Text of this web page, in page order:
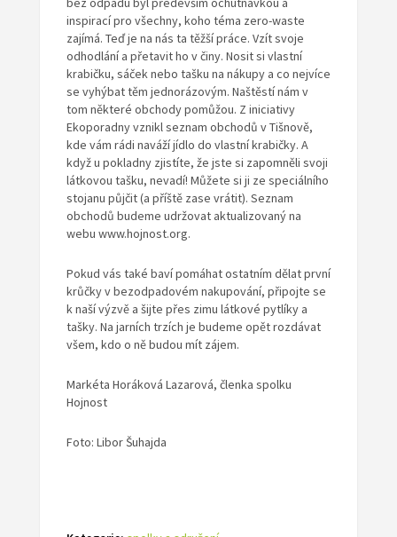
inspirací pro všechny, koho téma zero-waste
zajímá. Teď je na nás ta těžší práce. Vzít svoje
odhodlání a přetavit ho v činy. Nosit si vlastní
krabičku, sáček nebo tašku na nákupy a co nejvíce
se vyhýbat těm jednorázovým. Naštěstí nám v
tom některé obchody pomůžou. Z iniciativy
Ekoporadny vznikl seznam obchodů v Tišnově,
kde vám rádi naváží jídlo do vlastní krabičky. A
když u pokladny zjistíte, že jste si zapomněli svoji
látkovou tašku, nevadí! Můžete si ji ze speciálního
stojanu půjčit (a příště zase vrátit). Seznam
obchodů budeme udržovat aktualizovaný na
webu www.hojnost.org.
Pokud vás také baví pomáhat ostatním dělat první
krůčky v bezodpadovém nakupování, připojte se
k naší výzvě a šijte přes zimu látkové pytlíky a
tašky. Na jarních trzích je budeme opět rozdávat
všem, kdo o ně budou mít zájem.
Markéta Horáková Lazarová, členka spolku
Hojnost
Foto: Libor Šuhajda